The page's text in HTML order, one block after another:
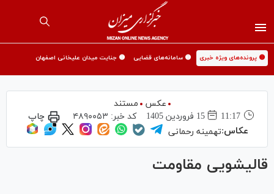
🟡 پرونده‌های ویژه خبری 🟡 سامانه‌های قضایی 🟡 جنایت میدان علیخانی اصفهان
عکس
مستند
11:17
15 فروردين 1405 کد خبر: ۴۸۹۰۰۵۳ چاپ
عکاس:تهمینه رحمانی
قالیشویی مقاومت